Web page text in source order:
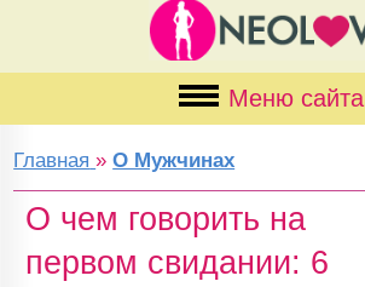
Меню сайта
Главная »О Мужчинах
О чем говорить на
первом свидании: 6